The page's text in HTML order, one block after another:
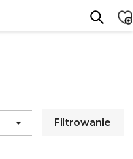
 Filtrowanie